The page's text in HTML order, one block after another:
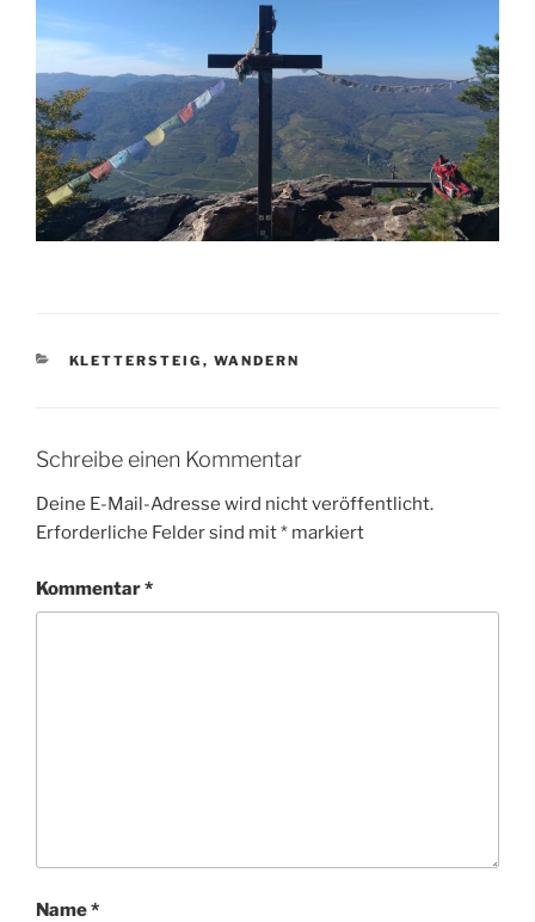
KATEGORIEN
KLETTERSTEIG , WANDERN
Schreibe einen Kommentar
Deine E-Mail-Adresse wird nicht veröffentlicht.
Erforderliche Felder sind mit* markiert
Kommentar*
Name*